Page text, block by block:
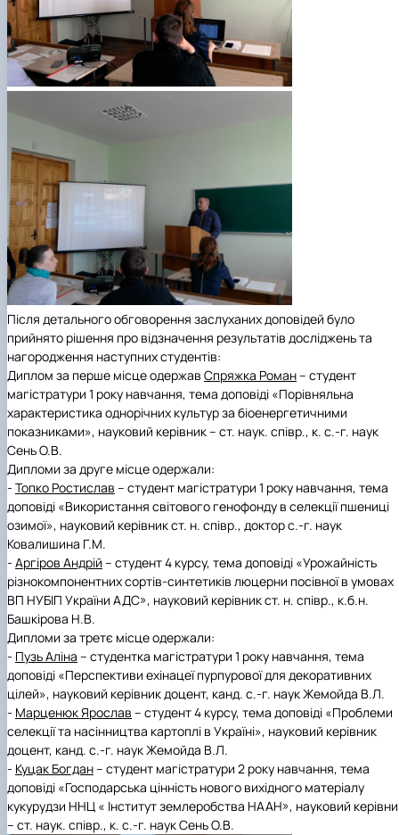
Після детального обговорення заслуханих доповідей було
прийнято рішення про відзначення результатів досліджень та
нагородження наступних студентів:
Диплом за перше місцеодержав Спряжка Роман– студент
магістратури 1 року навчання, тема доповіді «Порівняльна
характеристика однорічних культур за біоенергетичними
показниками», науковий керівник – ст. наук. співр., к. с.-г. наук
Сень О.В.
Дипломи за друге місцеодержали:
- Топко Ростислав – студент магістратури 1 року навчання, тема
доповіді «Використання світового генофонду в селекції пшениці
озимої», науковий керівник ст. н. співр., доктор с.-г. наук
Ковалишина Г.М.
- Аргіров Андрій – студент 4 курсу, тема доповіді «Урожайність
різнокомпонентних сортів-синтетиків люцерни посівної в умовах
ВП НУБІП України АДС», науковий керівник ст. н. співр., к.б.н.
Башкірова Н.В.
Дипломи за третє місце одержали:
- Пузь Аліна – студентка магістратури 1 року навчання, тема
доповіді «Перспективи ехінацеї пурпурової для декоративних
цілей», науковий керівник доцент, канд. с.-г. наук Жемойда В.Л.
- Марценюк Ярослав – студент 4 курсу, тема доповіді «Проблеми
селекції та насінництва картоплі в Україні», науковий керівник
доцент, канд. с.-г. наук Жемойда В.Л.
- Куцак Богдан– студент магістратури 2 року навчання, тема
доповіді «Господарська цінність нового вихідного матеріалу
кукурудзи ННЦ « Інститут землеробства НААН», науковий
– ст. наук. співр., к. с.-г. наук Сень О.В.